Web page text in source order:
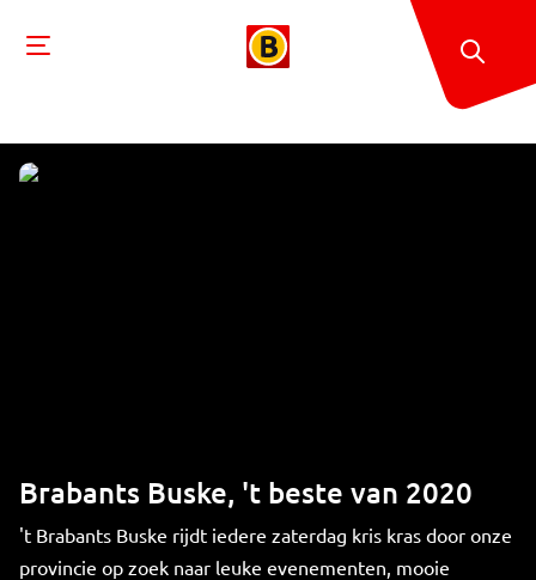
Brabants Buske, 't beste van 2020
't Brabants Buske rijdt iedere zaterdag kris kras door onze
provincie op zoek naar leuke evenementen, mooie